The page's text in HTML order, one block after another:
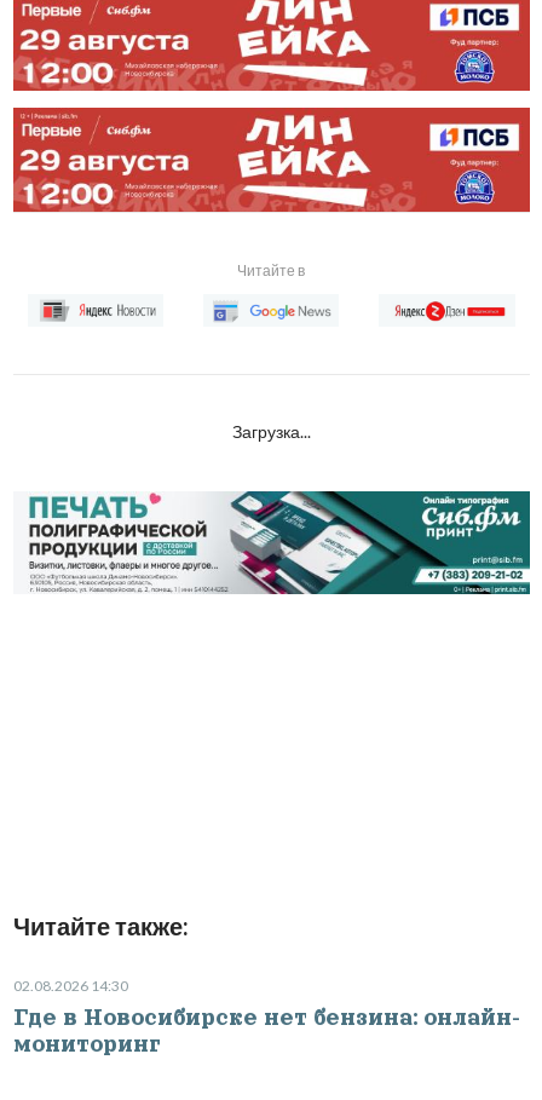
Читайте в
Загрузка...
Читайте также:
02.08.2026 14:30
Где в Новосибирске нет бензина: онлайн-
мониторинг